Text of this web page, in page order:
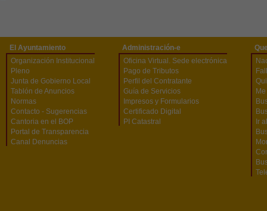
El Ayuntamiento
Organización Institucional
Pleno
Junta de Gobierno Local
Tablón de Anuncios
Normas
Contacto - Sugerencias
Cantoria en el BOP
Portal de Transparencia
Canal Denuncias
Administración-e
Oficina Virtual. Sede electrónica
Pago de Tributos
Perfil del Contratante
Guía de Servicios
Impresos y Formularios
Certificado Digital
PI Catastral
Ir